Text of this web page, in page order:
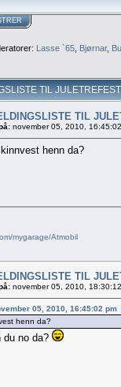
Lasse `65 Bjørnar,
TIL
TIL
november 05, 2010,
henn da?
mygarage/Atmobil
TIL
november 05, 2010,
05, 2010, 16:45:02 pm
henn da?
du no da?